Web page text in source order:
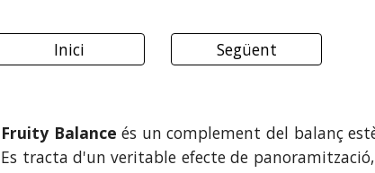
Inici Següent
Fruity Balance és un complement del balanç
Es tracta d'un veritable efecte de